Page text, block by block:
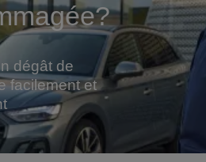
dégât de
facilement et